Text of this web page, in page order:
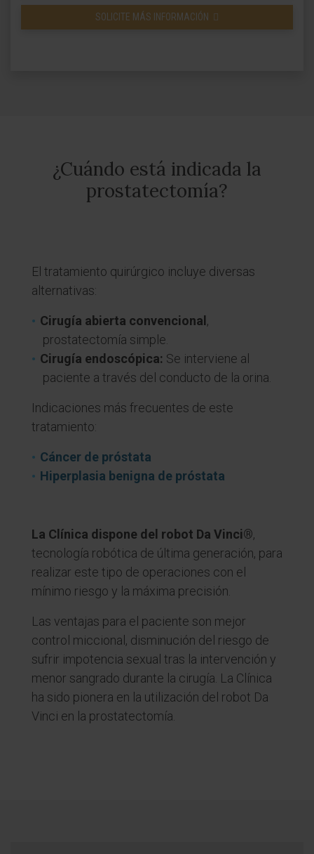
SOLICITE MÁS INFORMACIÓN
¿Cuándo está indicada la
prostatectomía?
El tratamiento quirúrgico incluye diversas
alternativas:
Cirugía abierta convencional ,
prostatectomía simple.
Cirugía endoscópica: Se interviene al
paciente a través del conducto de la orina.
Indicaciones más frecuentes de este
tratamiento:
Cáncer de próstata
Hiperplasia benigna de próstata
La Clínica dispone del robot Da Vinci®,
tecnología robótica de última generación, para
realizar este tipo de operaciones con el
mínimo riesgo y la máxima precisión.
Las ventajas para el paciente son mejor
control miccional, disminución del riesgo de
sufrir impotencia sexual tras la intervención y
menor sangrado durante la cirugía. La Clínica
ha sido pionera en la utilización del robot Da
Vinci en la prostatectomía.